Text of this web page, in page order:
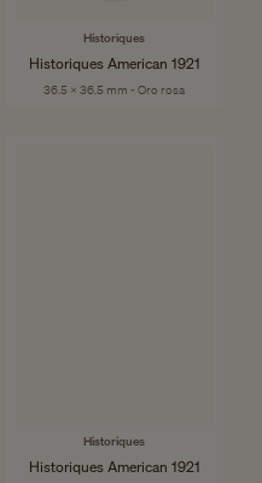
Historiques
Historiques American 1921
36.5 x 36.5 mm - Oro rosa
Historiques
Historiques American 1921